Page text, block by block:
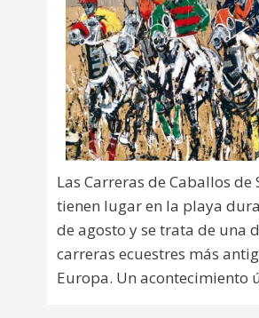
Las Carreras de Caballos de
tienen lugar en la playa
de agosto y se trata de una
carreras ecuestres más
Europa. Un acontecimiento